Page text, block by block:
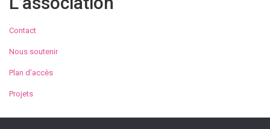
Contact
Nous soutenir
Plan d’accès
Projets